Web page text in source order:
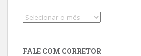
Pesquise
FALE COM CORRETOR